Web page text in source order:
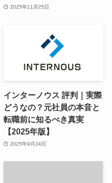
2025年11月25日
インターノウス 評判｜実際
どうなの？元社員の本音と
転職前に知るべき真実
【2025年版】
2025年9月24日